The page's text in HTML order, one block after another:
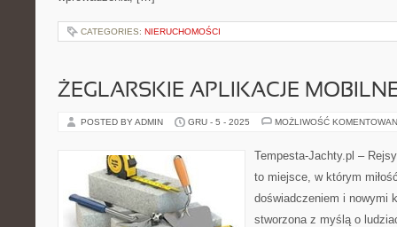
CATEGORIES: NIERUCHOMOŚCI
ŻEGLARSKIE APLIKACJE
POSTED BY ADMIN GRU - 5 - 2025 MOŻLIWOŚĆ
Tempesta-Jachty.pl –
to miejsce, w którym
doświadczeniem i nowymi
stworzona z myślą o